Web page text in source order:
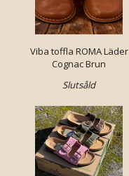
Viba toffla ROMA Läder
Cognac Brun
Slutsåld